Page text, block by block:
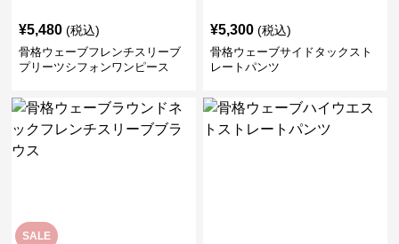
¥5,480 (税込)
骨格ウェーブフレンチスリーブ
プリーツシフォンワンピース
¥5,300 (税込)
骨格ウェーブサイドタックスト
レートパンツ
SALE